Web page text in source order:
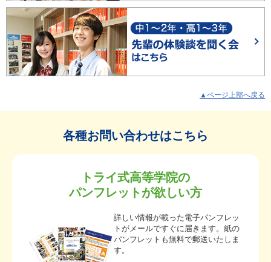
▲ページ上部へ戻る
各種お問い合わせはこちら
トライ式高等学院の
パンフレットが欲しい方
詳しい情報が載った電子パンフレッ
トがメールですぐに届きます。紙の
パンフレットも無料で郵送いたしま
す。